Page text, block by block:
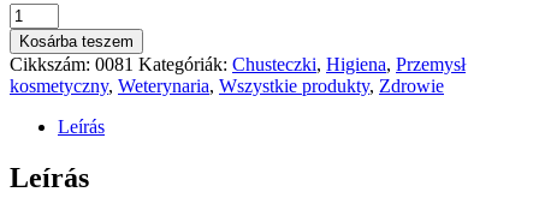
Bradolife
chusteczki
dezynfekujące
64szt
z
nakładką
mennyiség
Kosárba teszem
Cikkszám: 0081 Kategóriák: Chusteczki, Higiena, Przemysł
kosmetyczny, Weterynaria, Wszystkie produkty, Zdrowie
Leírás
Leírás